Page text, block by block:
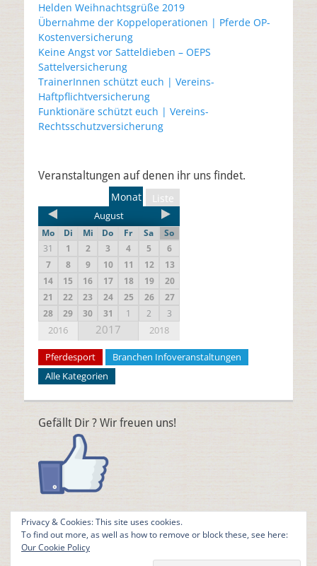
Helden Weihnachtsgrüße 2019
Übernahme der Koppeloperationen | Pferde OP-
Kostenversicherung
Keine Angst vor Satteldieben – OEPS
Sattelversicherung
TrainerInnen schützt euch | Vereins-
Haftpflichtversicherung
Funktionäre schützt euch | Vereins-
Rechtsschutzversicherung
Veranstaltungen auf denen ihr uns findet.
Liste
Monat
August
Mo Di Mi Do Fr Sa
So
31
1 2 3 4 5
6
7
8 9 10 11 12
13
14
15 16 17 18 19
20
21
22 23 24 25 26
27
28
29 30 31 1 2 3
2016 2017 2018
Pferdesport
Branchen Infoveranstaltungen
Alle Kategorien
Gefällt Dir ? Wir freuen uns!
Privacy & Cookies: This site uses cookies.
To find out more, as well as how to remove or block these, see here:
Our Cookie Policy